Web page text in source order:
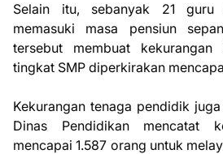
Selain itu, sebanyak 21 guru
memasuki masa pensiun
tersebut membuat
tingkat SMP diperkirakan
Kekurangan tenaga pendidik
Dinas Pendidikan mencatat
mencapai 1.587 orang untuk